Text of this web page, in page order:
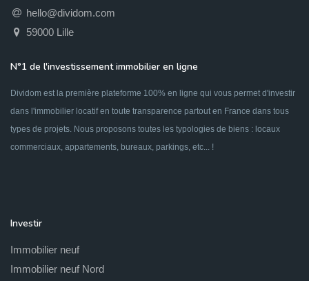
hello@dividom.com
59000 Lille
N°1 de l'investissement immobilier en ligne
Dividom est la première plateforme 100% en ligne qui vous permet d'investir
dans l'immobilier locatif en toute transparence partout en France dans tous
types de projets. Nous proposons toutes les typologies de biens : locaux
commerciaux, appartements, bureaux, parkings, etc... !
Investir
Immobilier neuf
Immobilier neuf Nord